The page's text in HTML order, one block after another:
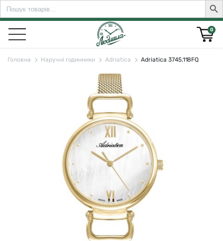
Search
for:
0
Головна Наручні годинники Adriatica Adriatica 3745.118FQ